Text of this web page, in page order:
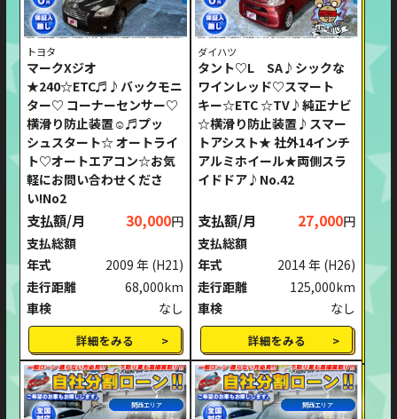
トヨタ
マークXジオ
★240☆ETC♬♪バックモニ
ター♡ コーナーセンサー♡
横滑り防止装置☺♬プッ
シュスタート☆ オートライ
ト♡オートエアコン☆お気
軽にお問い合わせくださ
い!No2
支払額/月 30,000円
支払総額
年式
2009 年 (H21)
走行距離
68,000km
車検
なし
詳細をみる
ダイハツ
タント♡L SA♪シックな
ワインレッド♡スマート
キー☆ETC ☆TV♪純正ナビ
☆横滑り防止装置♪スマー
トアシスト★ 社外14インチ
アルミホイール★両側スラ
イドドア♪No.42
支払額/月 27,000円
支払総額
年式
2014 年 (H26)
走行距離
125,000km
車検
なし
詳細をみる
関西エリア 関西エリア